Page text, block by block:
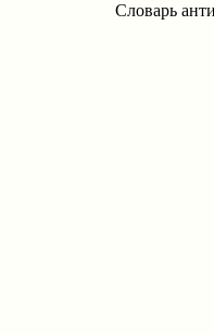
Словарь